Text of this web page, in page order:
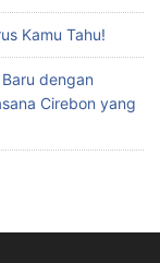
Kamu Tahu!
dengan
Cirebon yang